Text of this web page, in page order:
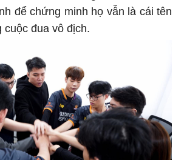
để chứng minh họ vẫn là cái tên
đua vô địch.